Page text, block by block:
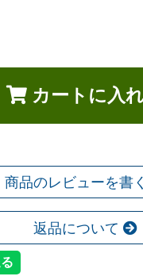
カートに入
商品のレビューを書く
返品について